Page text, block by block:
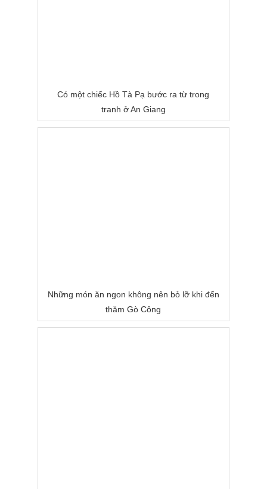
Có một chiếc Hồ Tà Pạ bước ra từ trong
tranh ở An Giang
Những món ăn ngon không nên bỏ lỡ khi đến
thăm Gò Công